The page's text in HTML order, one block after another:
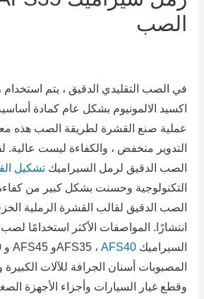
الصب
في الصب التقليدي الدقيق ، يتم استخدام
اكسيد الالمونيوم بشكل عام كمادة أساسية
عملية صنع القشرة لطريقة الصب هذه
التدوير منخفض ، والكفاءة ليست عالية.
الصب الدقيق لرمل السيراميكتشكيل
التكنولوجية وحسنت بشكل كبير من كفاءة
الصب الدقيق لقالب القشرة الرملية
انتشارًا.المواصفات الأكثر استخدامًا لصب
السيراميك AFS35 ،AFS40 و AFS45 و AFS50.
المصبوبات أسنان الجرافة للآلات الكبيرة
وقطع غيار السيارات وأجزاء الأجهزة